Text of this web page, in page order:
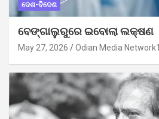
ଦେଶ-ବିଦେଶ
ବେଙ୍ଗାଲୁରୁରେ ଇବୋଲା ଲକ୍ଷଣ
May 27, 2026 Odian Media Network1